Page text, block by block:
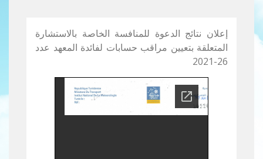
إعلان نتائج الدعوة للمنافسة الخاصة بالاستشارة
المتعلقة بتعيين مراقب حسابات لفائدة المعهد عدد
26-2021